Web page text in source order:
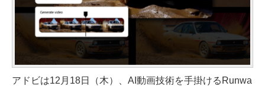
アドビは12月18日（木）、AI動画技術を手掛けるRunwa